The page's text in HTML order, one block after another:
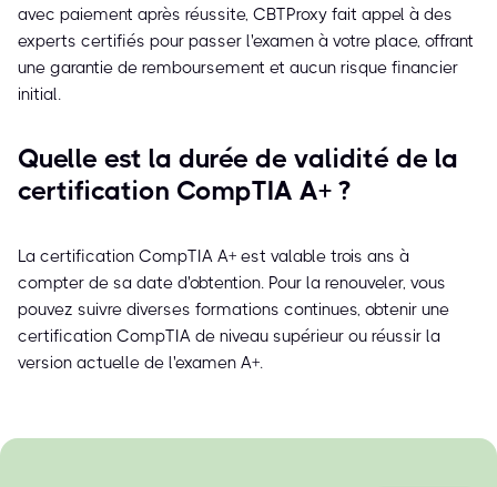
avec paiement après réussite, CBTProxy fait appel à des
experts certifiés pour passer l'examen à votre place, offrant
une garantie de remboursement et aucun risque financier
initial.
Quelle est la durée de validité de la
certification CompTIA A+ ?
La certification CompTIA A+ est valable trois ans à
compter de sa date d'obtention. Pour la renouveler, vous
pouvez suivre diverses formations continues, obtenir une
certification CompTIA de niveau supérieur ou réussir la
version actuelle de l'examen A+.